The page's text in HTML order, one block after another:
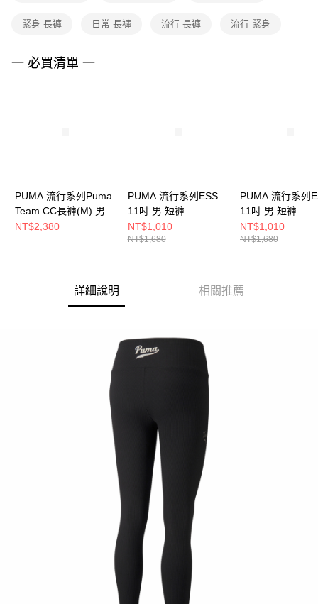
權轉讓予恩沛科技股份有限公司。
３．未成年的使用者請事先徵得法定代理人或監護人之同意方可使用
「AFTEE先享後付」，若未經同意申辦者引起之損失，本公司不負相關責
緊身 長褲 日常 長褲 流行 長褲 流行 緊身
一 必買清單 一
PUMA 流行系列Puma
Team CC長褲(M) 男
長褲 63094801
NT$2,380
PUMA 流行系列ESS
11吋 男 短褲
62965993
NT$1,010
NT$1,680
PUMA 流行系列
11吋 男 短褲
62965901
NT$1,010
NT$1,680
詳細說明 相關推薦